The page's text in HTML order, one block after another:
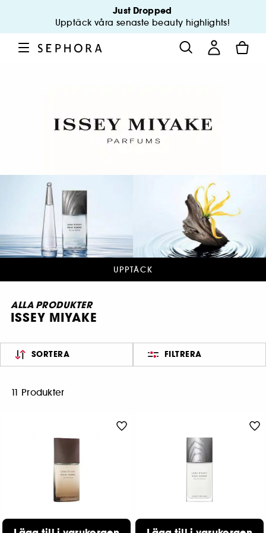
Just Dropped
Upptäck våra senaste beauty highlights!
UPPTÄCK
ALLA PRODUKTER
ISSEY MIYAKE
SORTERA FILTRERA
11 Produkter